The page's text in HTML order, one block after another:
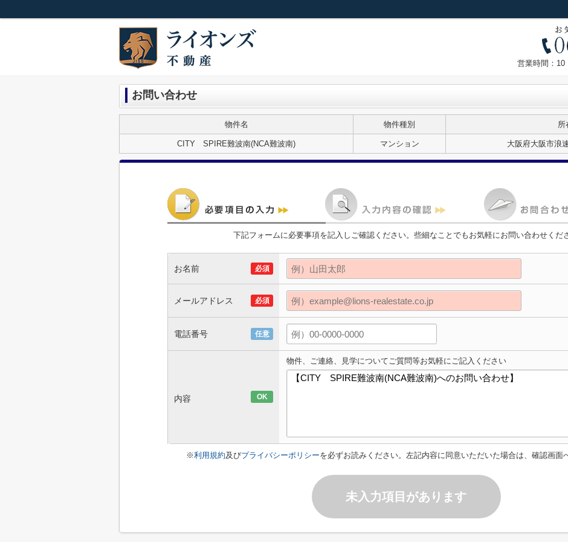
営業時間：10
お問い合わせ
物件名 物件種別 所
CITY SPIRE難波南(NCA難波南) マンション 大阪府大阪市浪
下記フォームに必要事項を記入しご確認ください。些細なことでもお気軽にお問い合わせくだ
お名前 必須
メールアドレス 必須
電話番号 任意
内容 OK
物件、ご連絡、見学についてご質問等お気軽にご記入ください
※利用規約及びプライバシーポリシーを必ずお読みください。左記内容に同意いただいた場合は、確認画面
未入力項目があります